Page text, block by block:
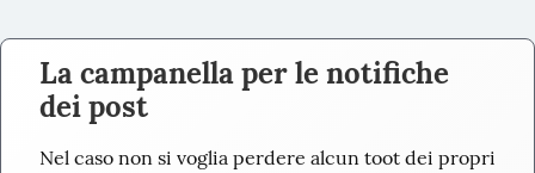
La campanella per le notifiche
dei post
Nel caso non si voglia perdere alcun toot dei propri